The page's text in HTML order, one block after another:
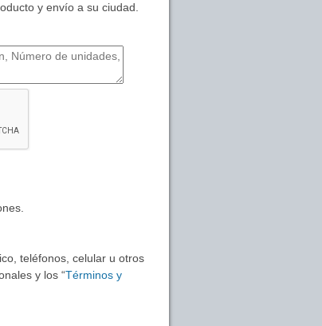
y envío a su ciudad.
teléfonos, celular u otros
y los “Términos y